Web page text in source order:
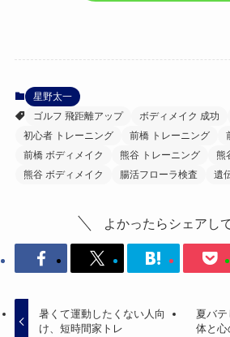
星野太一
ゴルフ 飛距離アップ
ボディメイク 成功
初心者 トレーニング
前橋 トレーニング
前橋 ボディメイク
熊谷 トレーニング
熊
熊谷 ボディメイク
腸活フローラ検査 遺
よかったらシェアし
暑くて運動したくない人向
け、短時間家トレ
夏バ
体と心